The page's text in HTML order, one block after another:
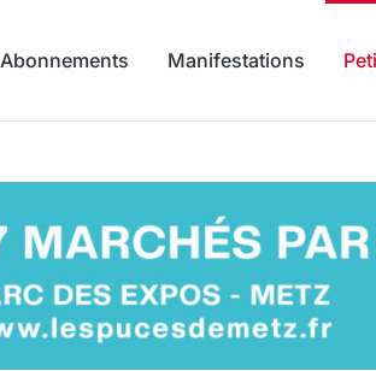
Abonnements Manifestations